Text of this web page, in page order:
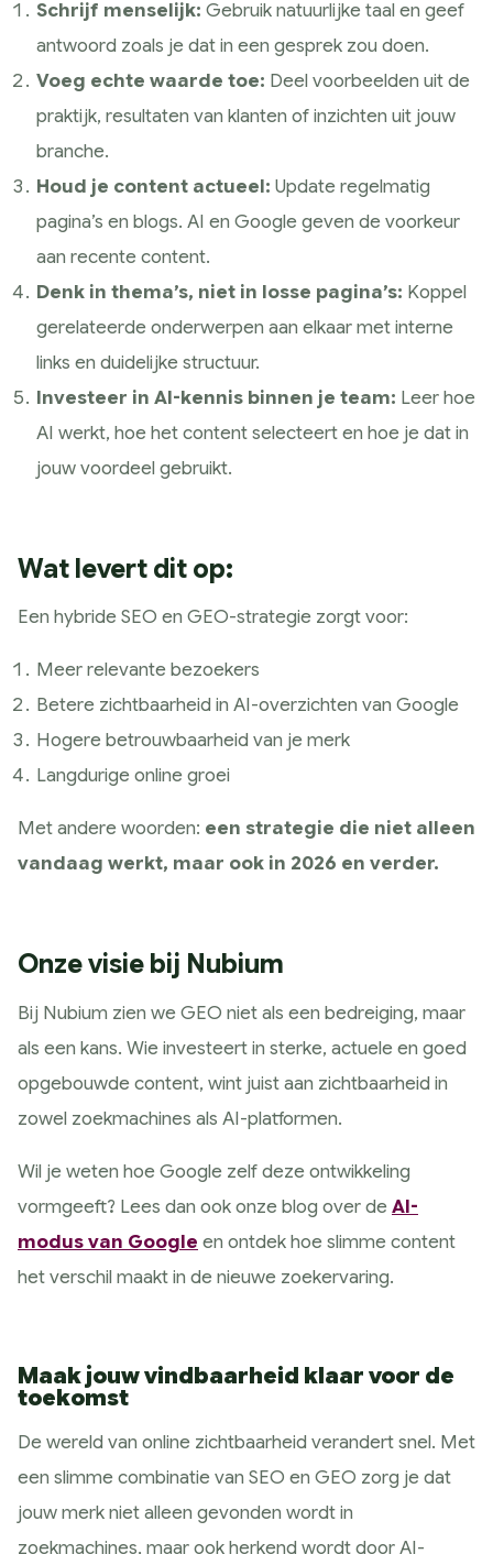
Schrijf menselijk: Gebruik natuurlijke taal en geef
antwoord zoals je dat in een gesprek zou doen.
Voeg echte waarde toe: Deel voorbeelden uit de
praktijk, resultaten van klanten of inzichten uit jouw
branche.
Houd je content actueel: Update regelmatig
pagina’s en blogs. AI en Google geven de voorkeur
aan recente content.
Denk in thema’s, niet in losse pagina’s: Koppel
gerelateerde onderwerpen aan elkaar met interne
links en duidelijke structuur.
Investeer in AI-kennis binnen je team: Leer hoe
AI werkt, hoe het content selecteert en hoe je dat in
jouw voordeel gebruikt.
Wat levert dit op:
Een hybride SEO en GEO-strategie zorgt voor:
Meer relevante bezoekers
Betere zichtbaarheid in AI-overzichten van Google
Hogere betrouwbaarheid van je merk
Langdurige online groei
Met andere woorden: een strategie die niet alleen
vandaag werkt, maar ook in 2026 en verder.
Onze visie bij Nubium
Bij Nubium zien we GEO niet als een bedreiging, maar
als een kans. Wie investeert in sterke, actuele en goed
opgebouwde content, wint juist aan zichtbaarheid in
zowel zoekmachines als AI-platformen.
Wil je weten hoe Google zelf deze ontwikkeling
vormgeeft? Lees dan ook onze blog over deAI-
modus van Google en ontdek hoe slimme content
het verschil maakt in de nieuwe zoekervaring.
Maak jouw vindbaarheid klaar voor de
toekomst
De wereld van online zichtbaarheid verandert snel. Met
een slimme combinatie van SEO en GEO zorg je dat
jouw merk niet alleen gevonden wordt in
zoekmachines, maar ook herkend wordt door AI-